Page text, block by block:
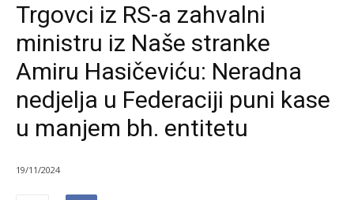
Trgovci iz RS-a zahvalni
ministru iz Naše stranke
Amiru Hasičeviću: Neradna
nedjelja u Federaciji puni kase
u manjem bh. entitetu
19/11/2024